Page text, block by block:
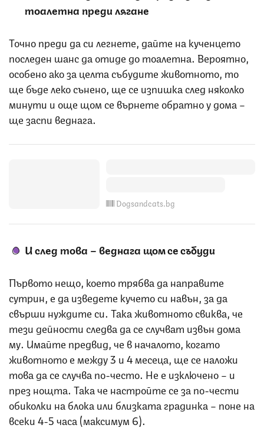
тоалетна преди лягане
Точно преди да си легнете, дайте на кученцето
последен шанс да отиде до тоалетна. Вероятно,
особено ако за целта събудите животното, то
ще бъде леко сънено, ще се изпишка след няколко
минути и още щом се върнете обратно у дома –
ще заспи веднага.
Dogsandcats.bg
И след това – веднага щом се събуди
Първото нещо, което трябва да направите
сутрин, е да изведете кучето си навън, за да
свърши нуждите си. Така животното свиква, че
тези дейности следва да се случват извън дома
му. Имайте предвид, че в началото, когато
животното е между 3 и 4 месеца, ще се наложи
това да се случва по-често. Не е изключено – и
през нощта. Така че настройте се за по-чести
обиколки на блока или близката градинка – поне на
всеки 4-5 часа (максимум 6).